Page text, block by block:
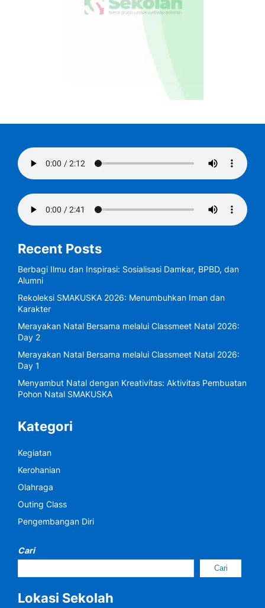
Recent Posts
Berbagi Ilmu dan Inspirasi: Sosialisasi Damkar, BPBD, dan
Alumni
Rekoleksi SMAKUSKA 2026: Menumbuhkan Iman dan
Karakter
Merayakan Natal Bersama melalui Classmeet Natal 2026:
Day 2
Merayakan Natal Bersama melalui Classmeet Natal 2026:
Day 1
Menyambut Natal dengan Kreativitas: Aktivitas Pembuatan
Pohon Natal SMAKUSKA
Kategori
Kegiatan
Kerohanian
Olahraga
Outing Class
Pengembangan Diri
Cari
Cari
Lokasi Sekolah